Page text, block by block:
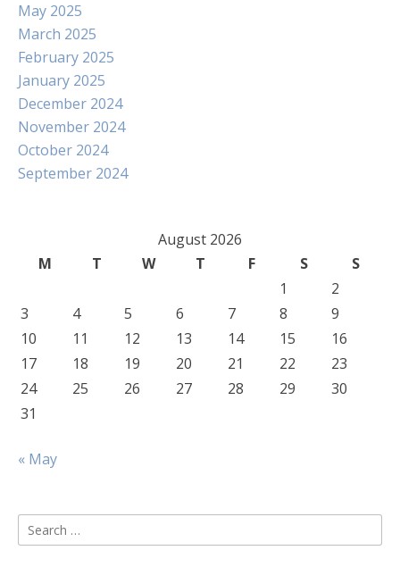
May 2025
March 2025
February 2025
January 2025
December 2024
November 2024
October 2024
September 2024
August 2026
M
T W T F S
S
1
2
3
4 5 6 7 8
9
10
11 12 13 14 15
16
17
18 19 20 21 22
23
24
25 26 27 28 29
30
31
« May
Search
for: